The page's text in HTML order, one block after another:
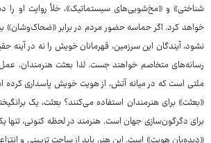
شناختی» و «مخ‌شویی‌های سیستماتیک»، خلأ روایت او را
خواهد کرد. اگر حماسه حضور مردم در برابر «ضحاک‌وشان»
نشود، آیندگان این سرزمین، قهرمانان خویش را نه در آینه
رسانه‌های متخاصم خواهند جست. لذا بعثت هنرمندان،
ملتی است که در میانه آتش، از هویت خویش پاسداری کرده
«بعثت» برای هنرمندان استفاده می‌کنند؟ بعثت، یک
برای دگرگون‌سازی جهان است. هنرمند در لحظه کنونی، تنها